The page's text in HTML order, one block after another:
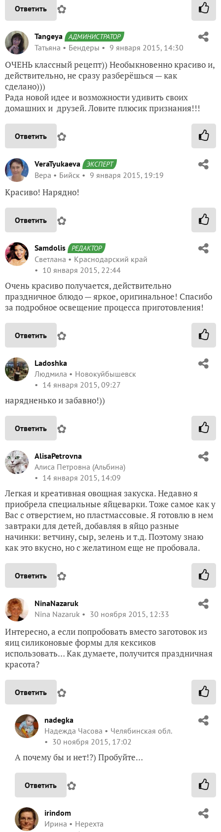
Ответить ✿
Tangeya АДМИНИСТРАТОР
Татьяна Бендеры 9 января 2015, 14:30
ОЧЕНЬ классный рецепт)) Необыкновенно красиво и,
действительно, не сразу разберёшься — как
сделано)))
Рада новой идее и возможности удивить своих
домашних и друзей. Ловите плюсик признания!!!
Ответить ✿
VeraTyukaeva ЭКСПЕРТ
Вера Бийск 9 января 2015, 19:19
Красиво! Нарядно!
Ответить ✿
Samdolis РЕДАКТОР
Светлана
Краснодарский край
10 января 2015, 22:44
Очень красиво получается, действительно
праздничное блюдо — яркое, оригинальное! Спасибо
за подробное освещение процесса приготовления!
Ответить ✿
Ladoshka
Людмила
Новокуйбышевск
14 января 2015, 09:27
нарядненько и забавно!))
Ответить ✿
AlisaPetrovna
Алиса Петровна (Альбина)
14 января 2015, 14:09
Легкая и креативная овощная закуска. Недавно я
приобрела специальные яйцеварки. Тоже самое как у
Вас с отверстием, но пластмассовые. Я готовлю в нем
завтраки для детей, добавляя в яйцо разные
начинки: ветчину, сыр, зелень и т.д. Поэтому знаю
как это вкусно, но с желатином еще не пробовала.
Ответить ✿
NinaNazaruk
Nina Nazaruk
30 ноября 2015, 12:33
Интересно, а если попробовать вместо заготовок из
яиц силиконовые формы для кексиков
использовать… Как думаете, получится праздничная
красота?
Ответить ✿
nadegka
Надежда Часова
Челябинская обл.
30 ноября 2015, 17:02
А почему бы и нет!?) Пробуйте…
Ответить ✿
irindom
Ирина
Нерехта